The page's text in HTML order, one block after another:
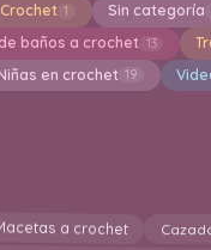
1 Sin categoría
baños a crochet 13
en crochet 19
a crochet